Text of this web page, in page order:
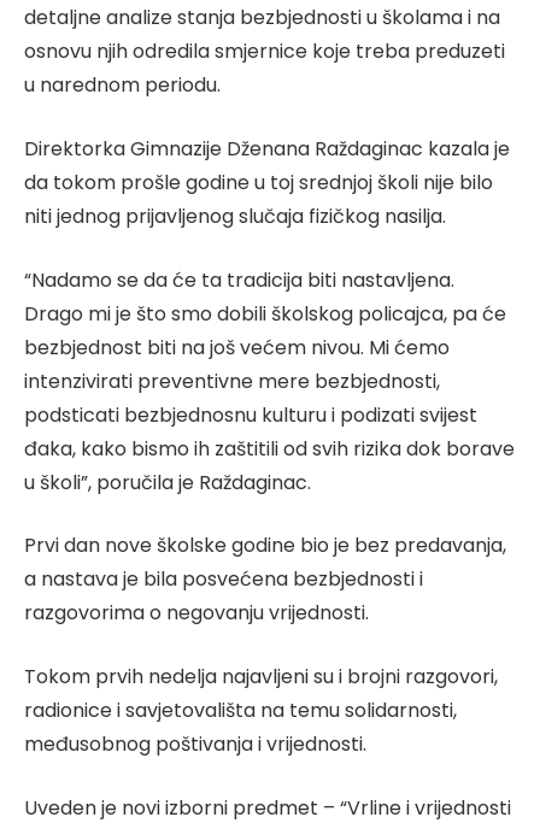
detaljne analize stanja bezbjednosti u školama i na
osnovu njih odredila smjernice koje treba preduzeti
u narednom periodu.
Direktorka Gimnazije Dženana Raždaginac kazala je
da tokom prošle godine u toj srednjoj školi nije bilo
niti jednog prijavljenog slučaja fizičkog nasilja.
“Nadamo se da će ta tradicija biti nastavljena.
Drago mi je što smo dobili školskog policajca, pa će
bezbjednost biti na još većem nivou. Mi ćemo
intenzivirati preventivne mere bezbjednosti,
podsticati bezbjednosnu kulturu i podizati svijest
đaka, kako bismo ih zaštitili od svih rizika dok borave
u školi”, poručila je Raždaginac.
Prvi dan nove školske godine bio je bez predavanja,
a nastava je bila posvećena bezbjednosti i
razgovorima o negovanju vrijednosti.
Tokom prvih nedelja najavljeni su i brojni razgovori,
radionice i savjetovališta na temu solidarnosti,
međusobnog poštivanja i vrijednosti.
Uveden je novi izborni predmet – “Vrline i vrijednosti